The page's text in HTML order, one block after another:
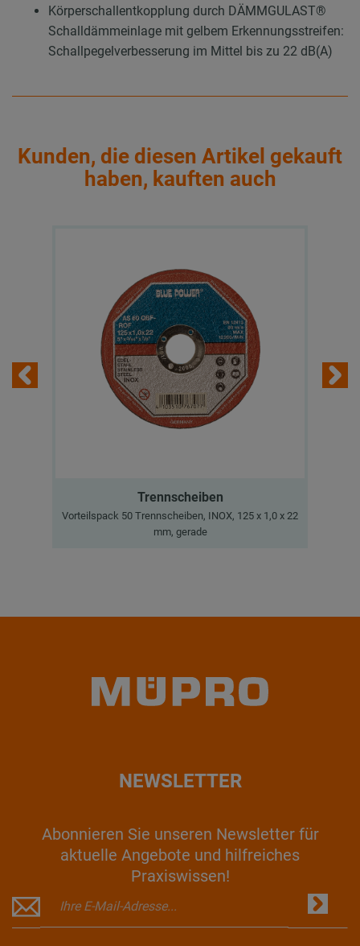
Körperschallentkopplung durch DÄMMGULAST®
Schalldämmeinlage mit gelbem Erkennungsstreifen:
Schallpegelverbesserung im Mittel bis zu 22 dB(A)
Kunden, die diesen Artikel gekauft
haben, kauften auch
Trennscheiben
Vorteilspack 50 Trennscheiben, INOX, 125 x 1,0 x 22
mm, gerade
NEWSLETTER
Abonnieren Sie unseren Newsletter für
aktuelle Angebote und hilfreiches
Praxiswissen!